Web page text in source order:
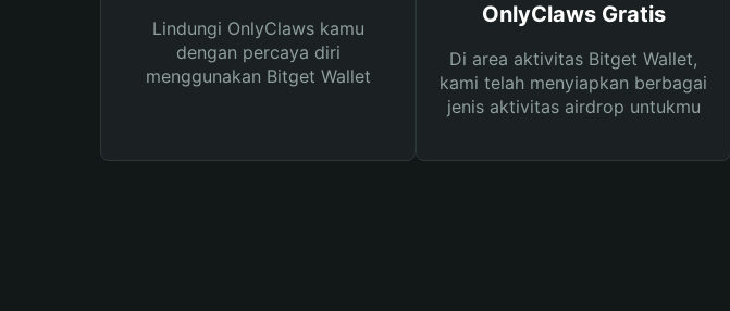
Lindungi OnlyClaws kamu
dengan percaya diri
menggunakan Bitget Wallet
OnlyClaws Gratis
Di area aktivitas Bitget Wallet,
kami telah menyiapkan berbagai
jenis aktivitas airdrop untukmu